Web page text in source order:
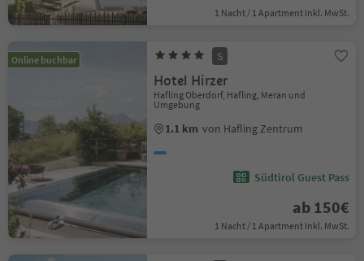
1 Nacht / 1 Apartment Inkl. MwSt.
Online buchbar S
Hotel Hirzer
Hafling Oberdorf, Hafling, Meran und
Umgebung
1.1 km von Hafling Zentrum
Südtirol Guest Pass
ab 150€
1 Nacht / 1 Apartment Inkl. MwSt.